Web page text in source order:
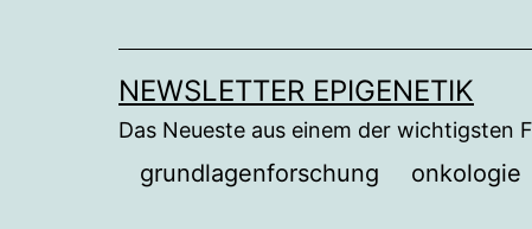
NEWSLETTER EPIGENETIK
Das Neueste aus einem der wichtigsten
grundlagenforschung onkologie